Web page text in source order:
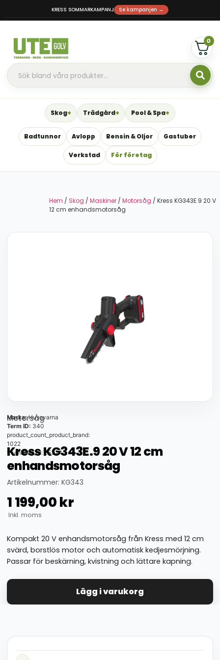
KRESS SOMMARKAMPANJ Se kampanjen →
0
Skog Trädgård Pool & Spa
Badtunnor Avlopp Bensin & Oljor Gastuber
Verkstad För företag
Hem / Skog / Maskiner / Motorsåg / Kress KG343E.9 20 V
12 cm enhandsmotorsåg
Motorsåg
Marka:Husqvarna
Term ID: 340
product_count_product_brand:
1022
thumbnail_id: 25324
Kress KG343E.9 20 V 12 cm
enhandsmotorsåg
Artikelnummer: KG343
1 199,00kr
Inkl. moms
Kompakt 20 V enhandsmotorsåg från Kress med 12 cm
svärd, borstlös motor och automatisk kedjesmörjning.
Passar för beskärning, kvistning och lättare kapning.
Lägg i varukorg